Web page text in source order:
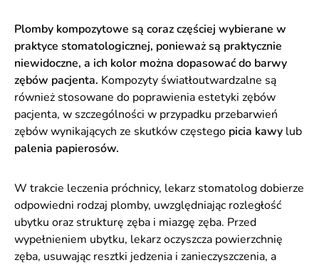
Plomby kompozytowe są coraz częściej wybierane w
praktyce stomatologicznej, ponieważ są praktycznie
niewidoczne, a ich kolor można dopasować do barwy
zębów pacjenta. Kompozyty światłoutwardzalne są
również stosowane do poprawienia estetyki zębów
pacjenta, w szczególności w przypadku przebarwień
zębów wynikających ze skutków częstego picia kawy lub
palenia papierosów.
W trakcie leczenia próchnicy, lekarz stomatolog dobierze
odpowiedni rodzaj plomby, uwzględniając rozległość
ubytku oraz strukturę zęba i miazgę zęba. Przed
wypełnieniem ubytku, lekarz oczyszcza powierzchnię
zęba, usuwając resztki jedzenia i zanieczyszczenia, a